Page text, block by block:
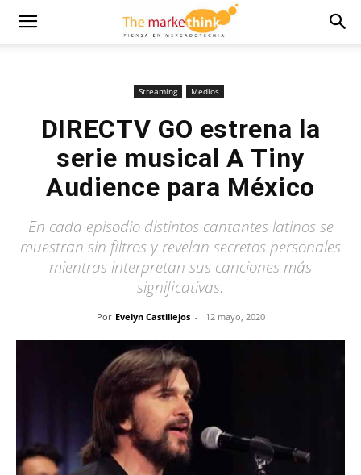
Streaming Medios
DIRECTV GO estrena la
serie musical A Tiny
Audience para México
En cada episodio distintos cantantes latinos se
muestran sin filtros y revelan secretos personales
mientras interpretan sus canciones más
significativas.
Por Evelyn Castillejos - 12 mayo, 2020